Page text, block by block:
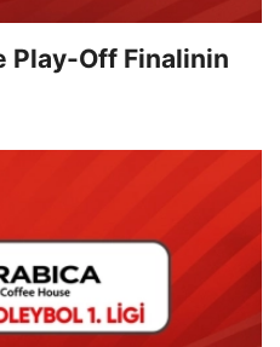
Play-Off Finalinin